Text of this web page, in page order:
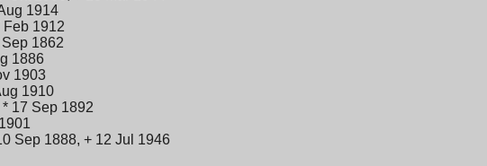
1914
Feb 1912
1862
1886
1903
1910
* 17 Sep 1892
Sep 1888, + 12 Jul 1946